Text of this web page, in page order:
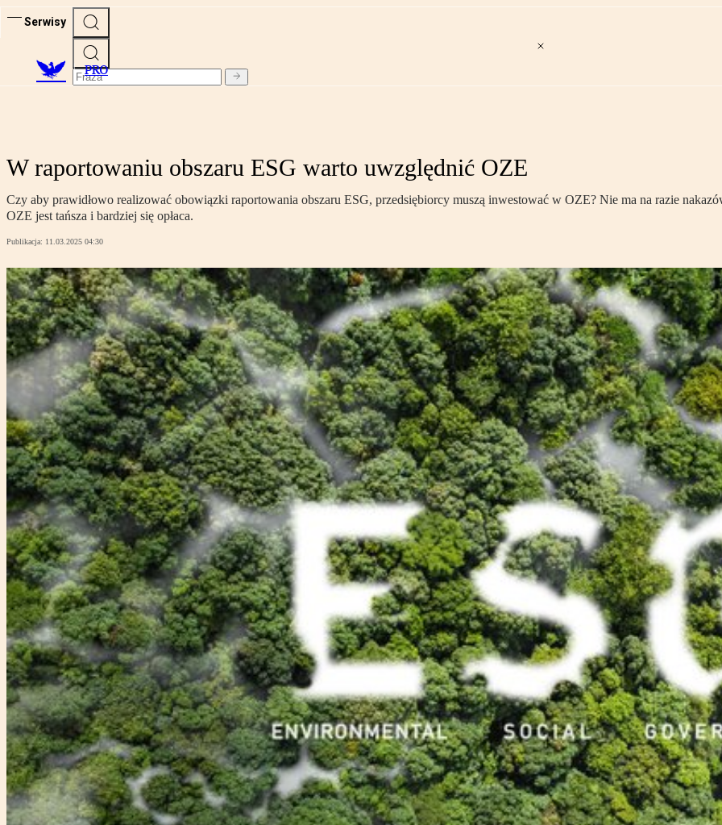
Serwisy
PRO
W raportowaniu obszaru ESG warto uwzględnić OZE
Czy aby prawidłowo realizować obowiązki raportowania obszaru ESG, przedsiębiorcy muszą inwestować w OZE? Nie ma na razie
OZE jest tańsza i bardziej się opłaca.
Publikacja: 11.03.2025 04:30